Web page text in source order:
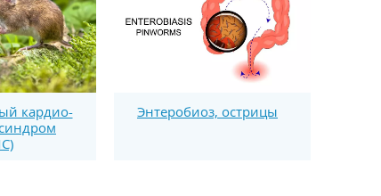
кардио-
Энтеробиоз, острицы